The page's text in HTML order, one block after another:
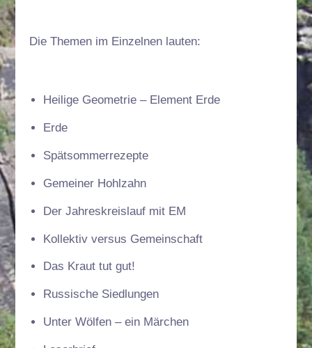
Die Themen im Einzelnen lauten:
Heilige Geometrie – Element Erde
Erde
Spätsommerrezepte
Gemeiner Hohlzahn
Der Jahreskreislauf mit EM
Kollektiv versus Gemeinschaft
Das Kraut tut gut!
Russische Siedlungen
Unter Wölfen – ein Märchen